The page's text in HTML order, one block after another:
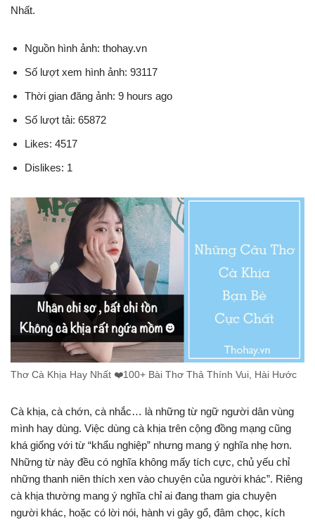
Nhất.
Nguồn hình ảnh: thohay.vn
Số lượt xem hình ảnh: 93117
Thời gian đăng ảnh: 9 hours ago
Số lượt tải: 65872
Likes: 4517
Dislikes: 1
Thơ Cà Khịa Hay Nhất ❤️️100+ Bài Thơ Thả Thính Vui, Hài Hước
Cà khịa, cà chớn, cà nhắc… là những từ ngữ người dân vùng
mình hay dùng. Việc dùng cà khịa trên cộng đồng mạng cũng
khá giống với từ “khẩu nghiệp” nhưng mang ý nghĩa nhẹ hơn.
Những từ này đều có nghĩa không mấy tích cực, chủ yếu chỉ
những thanh niên thích xen vào chuyện của người khác”. Riêng
cà khịa thường mang ý nghĩa chỉ ai đang tham gia chuyện
người khác, hoặc có lời nói, hành vi gây gổ, đâm chọc, kích